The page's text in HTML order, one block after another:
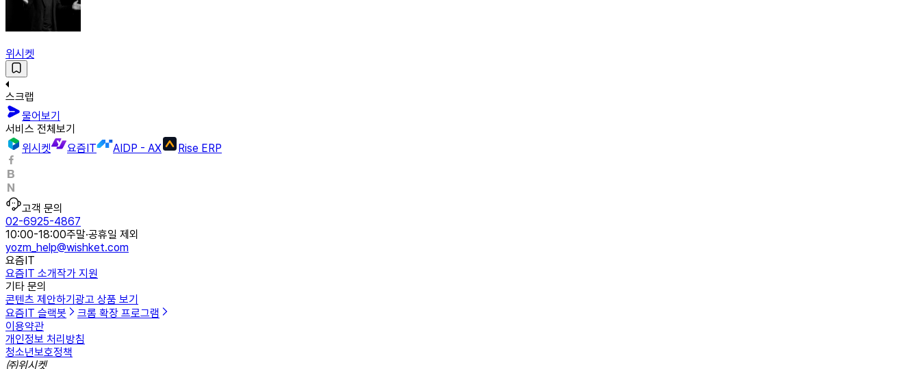
위시켓
스크랩
물어보기
서비스 전체보기
위시켓
요즘IT AIDP - AX Rise ERP
고객 문의
02-6925-4867
10:00-18:00주말·공휴일 제외
yozm_help@wishket.com
요즘IT
요즘IT 소개작가 지원
기타 문의
콘텐츠 제안하기 광고 상품 보기
요즘IT 슬랙봇
크롬 확장 프로그램
이용약관
개인정보 처리방침
청소년보호정책
㈜위시켓